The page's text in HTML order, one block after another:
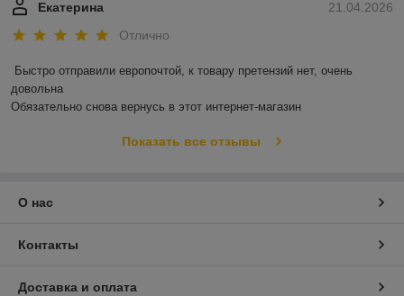
21.04.2026
Екатерина
Отлично
Быстро отправили европочтой, к товару претензий нет, очень
довольна
Обязательно снова вернусь в этот интернет-магазин
Показать все отзывы
О нас
Контакты
Доставка и оплата